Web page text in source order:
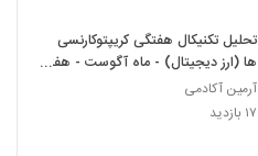
تحلیل تکنیکال هفتگی کریپتوکارنسی
ها (ارز دیجیتال) - ماه آگوست - هفته
4
آرمین آکادمی
۱۷ بازدید